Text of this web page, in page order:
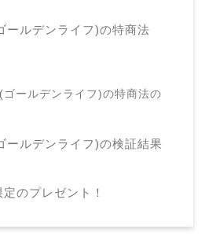
ールデンライフ)の特商法
ールデンライフ)の特商法の
ルデンライフ)の検証結果
のプレゼント！